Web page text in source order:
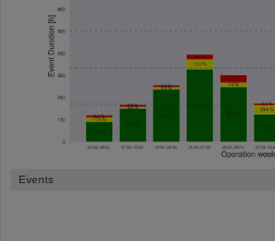
Events